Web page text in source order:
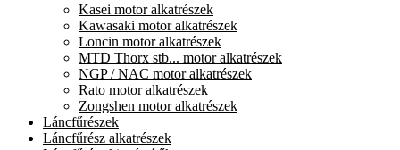
Kasei motor alkatrészek
Kawasaki motor alkatrészek
Loncin motor alkatrészek
MTD Thorx stb... motor alkatrészek
NGP / NAC motor alkatrészek
Rato motor alkatrészek
Zongshen motor alkatrészek
Láncfűrészek
Láncfűrész alkatrészek